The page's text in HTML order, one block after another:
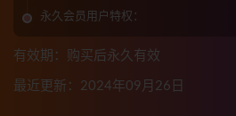
永久会员用户特权：
有效期：购买后永久有效
最近更新：2024年09月26日